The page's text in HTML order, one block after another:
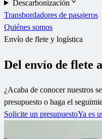
Descarbonización
Transbordadores de pasajeros
Quiénes somos
Envío de flete y logística
Del envío de flete
¿Acaba de conocer nuestros
presupuesto o haga el
Solicite un presupuestoYa es